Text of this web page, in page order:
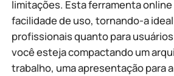
limitações. Esta ferramenta
facilidade de uso, tornando-a
profissionais quanto para
você esteja compactando um
trabalho, uma apresentação para